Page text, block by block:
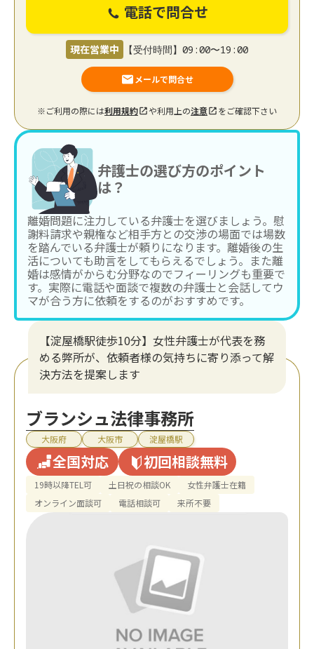
電話で問合せ
現在営業中 【受付時間】09:00〜19:00
メールで問合せ
※ご利用の際には利用規約 や利用上の注意 をご確認下さい
弁護士の選び方のポイント
は？
離婚問題に注力している弁護士を選びましょう。慰
謝料請求や親権など相手方との交渉の場面では場数
を踏んでいる弁護士が頼りになります。離婚後の生
活についても助言をしてもらえるでしょう。また離
婚は感情がからむ分野なのでフィーリングも重要で
す。実際に電話や面談で複数の弁護士と会話してウ
マが合う方に依頼をするのがおすすめです。
【淀屋橋駅徒歩10分】女性弁護士が代表を務
める弊所が、依頼者様の気持ちに寄り添って解
決方法を提案します
ブランシュ法律事務所
大阪府 大阪市 淀屋橋駅
全国対応 初回相談無料
19時以降TEL可 土日祝の相談OK
女性弁護士在籍
オンライン面談可
電話相談可 来所不要